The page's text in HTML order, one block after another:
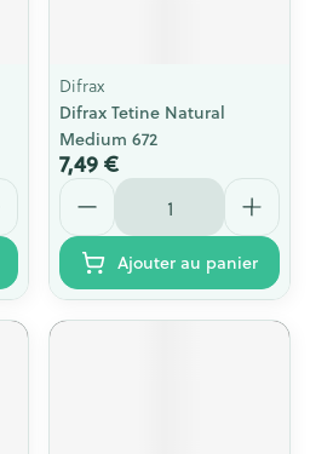
Difrax
Difrax Tetine Natural
Medium 672
7,49 €
Quantité
Ajouter au panier